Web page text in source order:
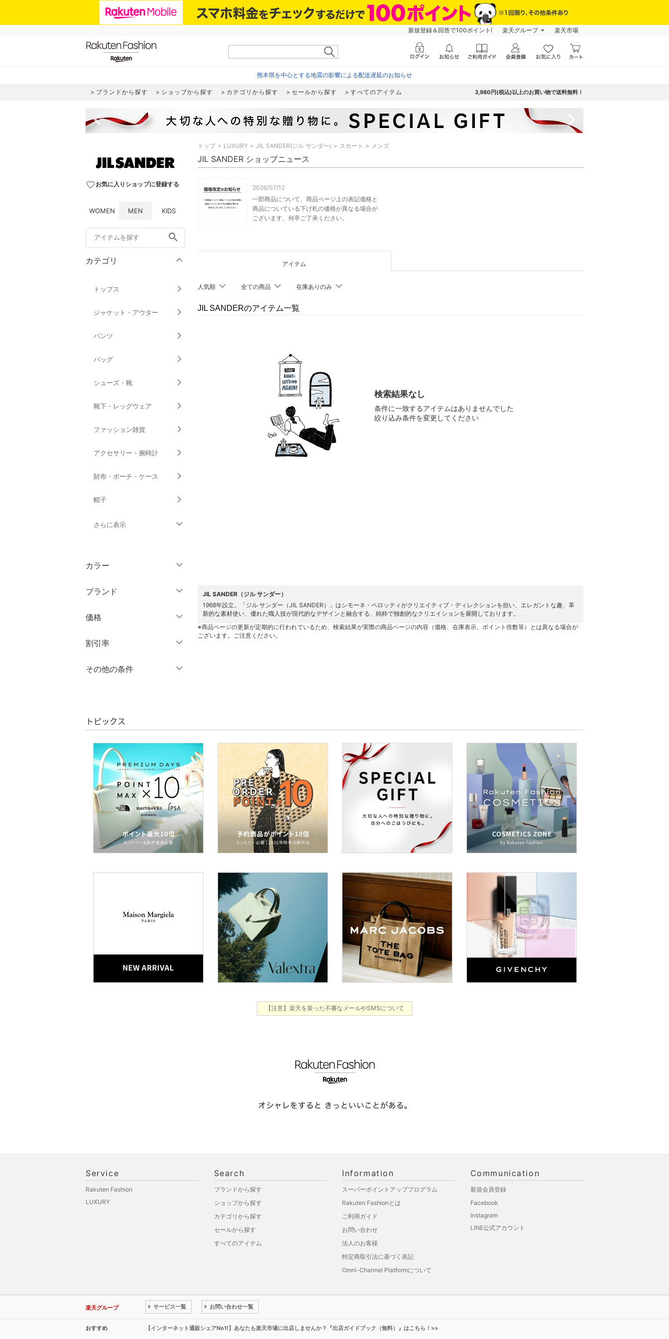
新規登録＆回答で100ポイント! 楽天グループ 楽天市場
熊本県を中心とする地震の影響による配送遅延のお知らせ
ブランドから探す ショップから探す カテゴリから探す セールから探す すべてのアイテム 3,980円(税込)以上のお買い物で送料無料！
navigate_before navigate_next
favorite_borderお気に入りショップに登録する
WOMEN MEN KIDS
search
カテゴリ
トップス
ジャケット・アウター
パンツ
バッグ
シューズ・靴
靴下・レッグウェア
ファッション雑貨
アクセサリー・腕時計
財布・ポーチ・ケース
帽子
さらに表示
スーツ・フォーマル
スキンケア
ベースメイク
メイクアップ
ボディケア・オーラルケ
ア
メイク道具・美容器具
コフレ・キット・セット
スマホグッズ・オーディ
オ機器
カラー
クリア
ブランド
価格
絞り込み
割引率
％OFF～ ％OFF
その他の条件
クリア 絞り込み
トップ LUXURY JIL SANDER(ジル サンダー) スカート メンズ
JIL SANDER ショップニュース
2026/07/12
一部商品について、商品ページ上の表記価格と
商品についている下げ札の価格が異なる場合が
ございます。何卒ご了承ください。
アイテム
人気順 全ての商品 在庫ありのみ
JIL SANDERのアイテム一覧
検索結果なし
条件に一致するアイテムはありませんでした
絞り込み条件を変更してください
JIL SANDER（ジル サンダー）
1968年設立。「ジル サンダー（JIL SANDER）」はシモーネ・ベロッティがクリエイティブ・ディレクションを担い、エレガントな趣、革
新的な素材使い、優れた職人技が現代的なデザインと融合する、純粋で独創的なクリエイションを展開しております。
※商品ページの更新が定期的に行われているため、検索結果が実際の商品ページの内容（価格、在庫表示、ポイント倍数等）とは異なる場合が
ございます。ご注意ください。
トピックス
【注意】楽天を装った不審なメールやSMSについて
Service
Rakuten Fashion
LUXURY
Search
ブランドから探す
ショップから探す
カテゴリから探す
セールから探す
すべてのアイテム
Information
スーパーポイントアッププログラム
Rakuten Fashionとは
ご利用ガイド
お問い合わせ
法人のお客様
特定商取引法に基づく表記
Omni-Channel Platformについて
Communication
新規会員登録
Facebook
Instagram
LINE公式アカウント
楽天グループ サービス一覧 お問い合わせ一覧
おすすめ 【インターネット通販シェアNo1!】あなたも楽天市場に出店しませんか？『出店ガイドブック（無料）』はこちら！>>